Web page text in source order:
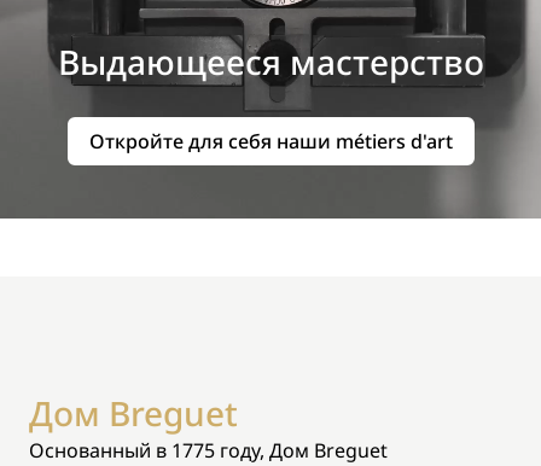
Выдающееся мастерство
Откройте для себя наши métiers d'art
Дом Breguet
Основанный в 1775 году, Дом Breguet